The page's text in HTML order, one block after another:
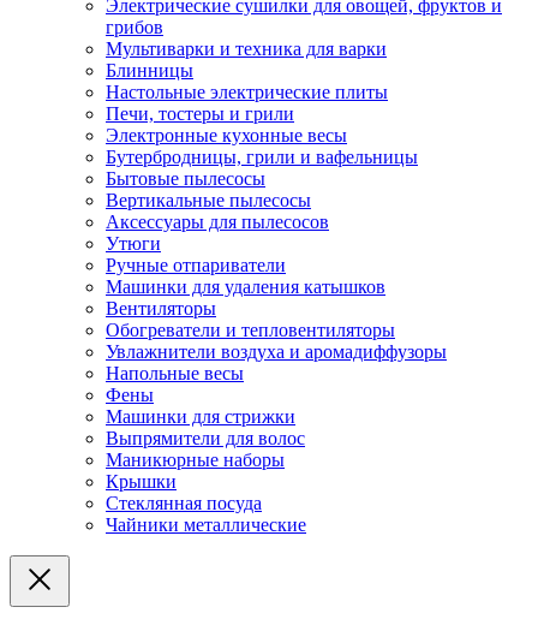
Электрические сушилки для овощей, фруктов и
грибов
Мультиварки и техника для варки
Блинницы
Настольные электрические плиты
Печи, тостеры и грили
Электронные кухонные весы
Бутербродницы, грили и вафельницы
Бытовые пылесосы
Вертикальные пылесосы
Аксессуары для пылесосов
Утюги
Ручные отпариватели
Машинки для удаления катышков
Вентиляторы
Обогреватели и тепловентиляторы
Увлажнители воздуха и аромадиффузоры
Напольные весы
Фены
Машинки для стрижки
Выпрямители для волос
Маникюрные наборы
Крышки
Стеклянная посуда
Чайники металлические